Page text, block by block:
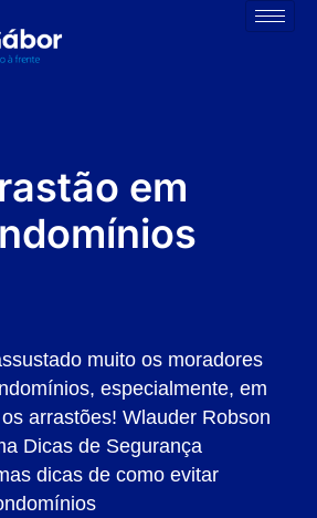
em
muito os moradores
especialmente, em
arrastões! Wlauder Robson
Dicas de Segurança
dicas de como evitar